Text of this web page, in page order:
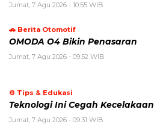
Jumat, 7 Agu 2026 - 10:55 WIB
🚗 Berita Otomotif
OMODA O4 Bikin Penasaran
Jumat, 7 Agu 2026 - 09:52 WIB
⚙️ Tips & Edukasi
Teknologi Ini Cegah Kecelakaan
Jumat, 7 Agu 2026 - 09:31 WIB